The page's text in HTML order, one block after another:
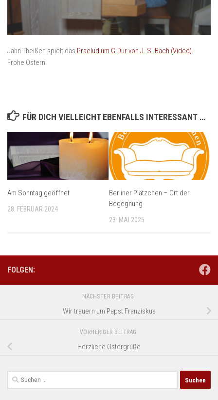
Jahn Theißen spielt das Praeludium G-Dur von J. S. Bach (Video).
Frohe Ostern!
FÜR DICH VIELLEICHT EBENFALLS INTERESSANT …
Am Sonntag geöffnet
28. FEBRUAR 2024
Berliner Plätzchen – Ort der
Begegnung
23. MAI 2025
FOLGEN:
NÄCHSTER BEITRAG
Wir trauern um Papst Franziskus
VORHERIGER BEITRAG
Herzliche Ostergrüße
Suchen
nach: